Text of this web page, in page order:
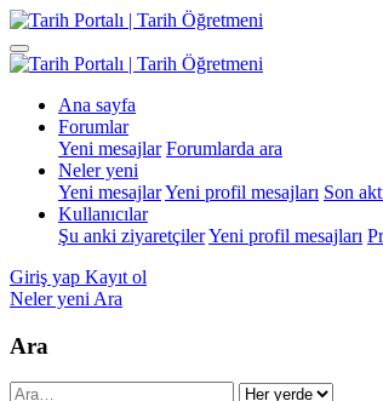
Ana sayfa
Forumlar
Yeni mesajlar Forumlarda ara
Neler yeni
Yeni mesajlarYeni profil mesajları Son
Kullanıcılar
Şu anki ziyaretçilerYeni profil mesajları
Giriş yap Kayıt ol
Neler yeni Ara
Ara